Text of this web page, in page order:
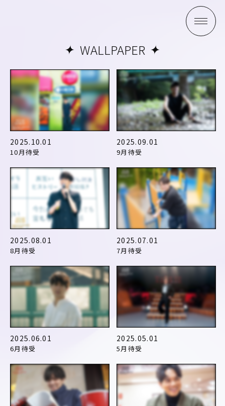
WALLPAPER
2025.10.01
10月待受
2025.09.01
9月待受
2025.08.01
8月待受
2025.07.01
7月待受
2025.06.01
6月待受
2025.05.01
5月待受